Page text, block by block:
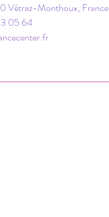
Vétraz-Monthoux, France
05 64